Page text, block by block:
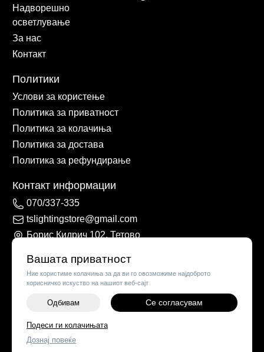
Вашата приватност
Ние користиме колачиња за да ви го овозможиме најдоброто
корисничко искуство на нашиот веб-сајт
Одбивам Се согласувам
Подеси ги колачињата
Дознај повеќе
Надворешно
осветлување
За нас
Контакт
Политики
Услови за користење
Политика за приватност
Политика за колачиња
Политика за достава
Политика за рефундирање
Контакт информации
070/337-335
tslightingstore@gmail.com
Борис Кидрич 102, Тетово
©2026
Поставки за колачиња